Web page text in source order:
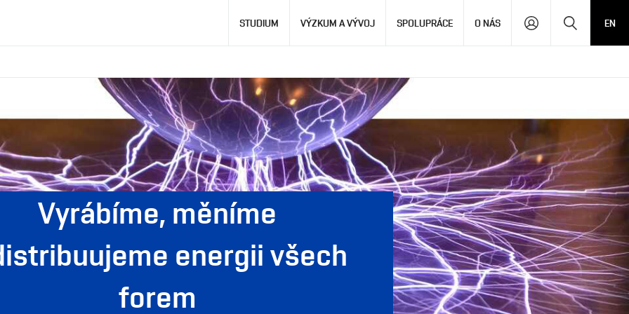
STUDIUM VÝZKUM A VÝVOJ SPOLUPRÁCE O NÁS EN
Vyrábíme, měníme
energii všech
forem